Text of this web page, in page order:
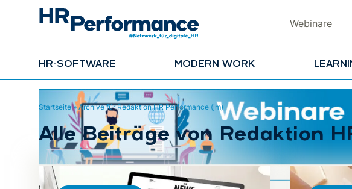
Webinare
HR-SOFTWARE MODERN WORK
Startseite»Archive für Redaktion HR Performance (jm)
Alle Beiträge von Redaktion